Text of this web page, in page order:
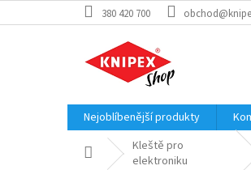
na
380 420 700
Nejoblíbenější produkty
Domů Kleště pro
elektroniku